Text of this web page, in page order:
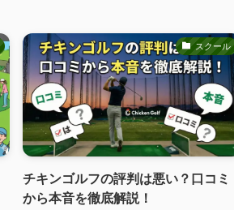
スクール
チキンゴルフの評判は悪い？口コミ
から本音を徹底解説！